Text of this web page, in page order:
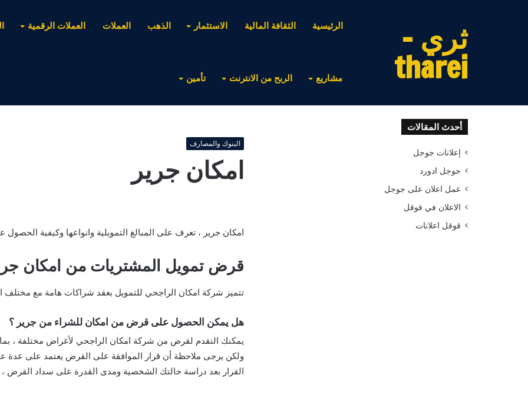
ثري -
tharei
الرئيسية الثقافة المالية الاستثمار الذهب العملات العملات الرقمية
مشاريع الربح من الانترنت تأمين
البنوك والمصارف
امكان جرير
امكان جرير ، تعرف على المبالغ التمويلية وانواعها وكيفية الحصول
قرض تمويل المشتريات من امكان
تتميز شركة امكان الراجحي للتمويل بعقد شراكات هامة مع مختلف
هل يمكن الحصول على قرض من امكان للشراء من جرير ؟
يمكنك التقدم لقرض من شركة امكان الراجحي لأغراض مختلفة ،
ولكن يرجى ملاحظة أن قرار الموافقة على القرض يعتمد على عدة
القرار بعد دراسة حالتك الشخصية ومدى القدرة على سداد القرض
أحدث المقالات
إعلانات جوجل
جوجل ادورد
عمل اعلان على جوجل
الاعلان في قوقل
قوقل اعلانات